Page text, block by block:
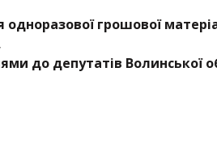
одноразової грошової
до депутатів Волинської